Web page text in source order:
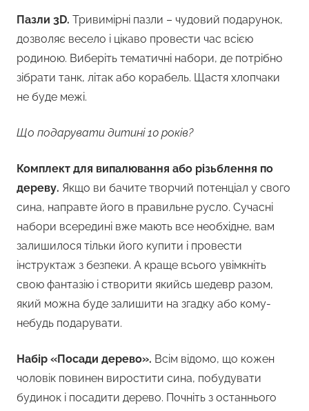
Пазли 3D. Тривимірні пазли – чудовий подарунок,
дозволяє весело і цікаво провести час всією
родиною. Виберіть тематичні набори, де потрібно
зібрати танк, літак або корабель. Щастя хлопчаки
не буде межі.
Що подарувати дитині 10 років?
Комплект для випалювання або різьблення по
дереву. Якщо ви бачите творчий потенціал у свого
сина, направте його в правильне русло. Сучасні
набори всередині вже мають все необхідне, вам
залишилося тільки його купити і провести
інструктаж з безпеки. А краще всього увімкніть
свою фантазію і створити якийсь шедевр разом,
який можна буде залишити на згадку або кому-
небудь подарувати.
Набір «Посади дерево». Всім відомо, що кожен
чоловік повинен виростити сина, побудувати
будинок і посадити дерево. Почніть з останнього